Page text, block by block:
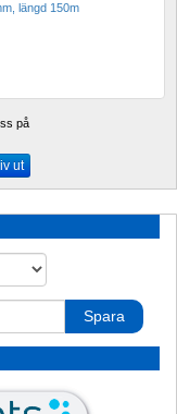
längd 150m
på
ut
Spara